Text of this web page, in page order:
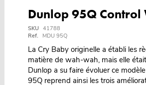
Dunlop 95Q Control
SKU 41788
Ref.
MDU 95Q
La Cry Baby originelle a établi les
matière de wah-wah, mais elle
Dunlop a su faire évoluer ce
95Q reprend ainsi les trois